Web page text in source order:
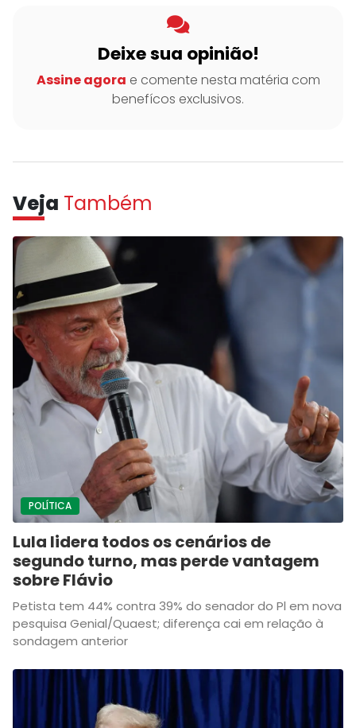
Deixe sua opinião!
Assine agora e comente nesta matéria com
benefícos exclusivos.
Veja Também
POLÍTICA
Lula lidera todos os cenários de
segundo turno, mas perde vantagem
sobre Flávio
Petista tem 44% contra 39% do senador do Pl em nova
pesquisa Genial/Quaest; diferença cai em relação à
sondagem anterior